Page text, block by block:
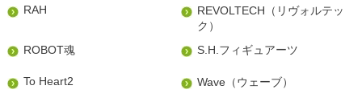
RAH
REVOLTECH（リヴォルテッ
ク）
ROBOT魂
S.H.フィギュアーツ
To Heart2 Wave（ウェーブ）